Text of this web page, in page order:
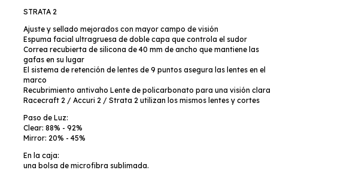
STRATA 2
Ajuste y sellado mejorados con mayor campo de visión
Espuma facial ultragruesa de doble capa que controla el sudor
Correa recubierta de silicona de 40 mm de ancho que mantiene las
gafas en su lugar
El sistema de retención de lentes de 9 puntos asegura las lentes en el
marco
Recubrimiento antivaho Lente de policarbonato para una visión clara
Racecraft 2 / Accuri 2 / Strata 2 utilizan los mismos lentes y cortes
Paso de Luz:
Clear: 88% - 92%
Mirror: 20% - 45%
En la caja:
una bolsa de microfibra sublimada.